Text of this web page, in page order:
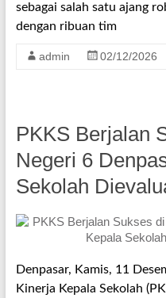
sebagai salah satu ajang
dengan ribuan tim
admin 02/12/2026
PKKS Berjalan
Negeri 6
Sekolah
Denpasar, Kamis, 11
Kinerja Kepala Sekolah